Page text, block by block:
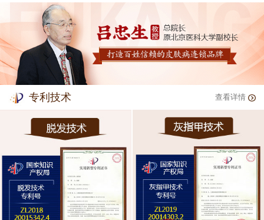
专利技术 查看详情